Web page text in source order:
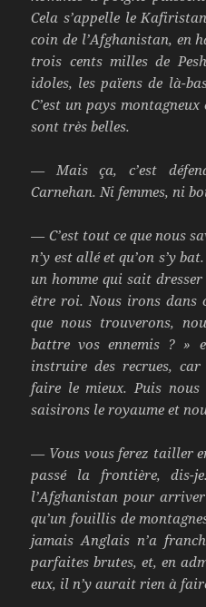
Cela s’appelle le
coin de l’Afghanistan, en
trois cents milles de
idoles, les païens de là-
C’est un pays montagneux
sont très belles.
— Mais ça, c’est
Carnehan. Ni femmes, ni
— C’est tout ce que nous
n’y est allé et qu’on s’y
un homme qui sait
être roi. Nous irons dans
que nous trouverons,
battre vos ennemis ? »
instruire des recrues, car
faire le mieux. Puis nous
saisirons le royaume et
— Vous vous ferez tailler
passé la frontière, dis-
l’Afghanistan pour arriver
qu’un fouillis de
jamais Anglais n’a
parfaites brutes, et, en
eux, il n’y aurait rien à